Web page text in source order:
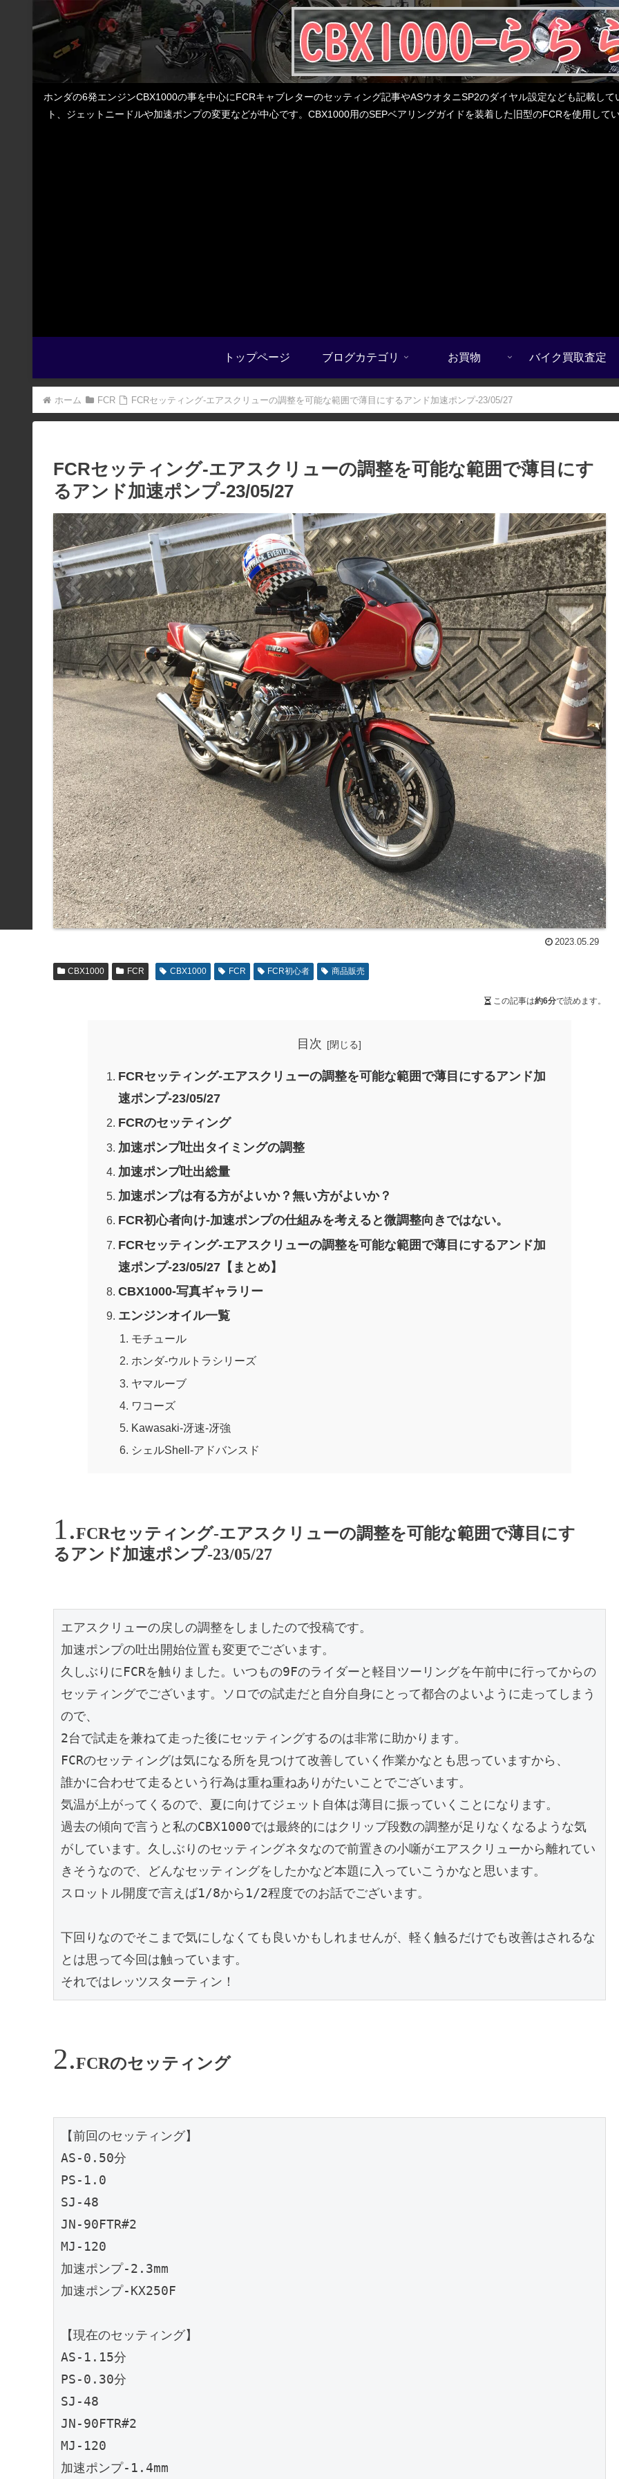
ホンダの6発エンジンCBX1000の事を中心にFCRキャブレターのセッティング記事やASウオタニSP2のダイヤル設定なども記載し
ト、ジェットニードルや加速ポンプの変更などが中心です。CBX1000用のSEPベアリングガイドを装着した旧型のFCRを使用し
トップページ ブログカテゴリ お買物 バイク買取査定
ホーム FCR FCRセッティング-エアスクリューの調整を可能な範囲で薄目にするアンド加速ポンプ-23/05/27
FCRセッティング-エアスクリューの調整を可能な範囲で薄目にす
るアンド加速ポンプ-23/05/27
2023.05.29
CBX1000 FCR CBX1000 FCR FCR初心者 商品販売
この記事は約6分で読めます。
目次
FCRセッティング-エアスクリューの調整を可能な範囲で薄目にするアンド加
速ポンプ-23/05/27
FCRのセッティング
加速ポンプ吐出タイミングの調整
加速ポンプ吐出総量
加速ポンプは有る方がよいか？無い方がよいか？
FCR初心者向け-加速ポンプの仕組みを考えると微調整向きではない。
FCRセッティング-エアスクリューの調整を可能な範囲で薄目にするアンド加
速ポンプ-23/05/27【まとめ】
CBX1000-写真ギャラリー
エンジンオイル一覧
モチュール
ホンダ-ウルトラシリーズ
ヤマルーブ
ワコーズ
Kawasaki-冴速-冴強
シェルShell-アドバンスド
FCRセッティング-エアスクリューの調整を可能な範囲で薄目にす
るアンド加速ポンプ-23/05/27
エアスクリューの戻しの調整をしましたので投稿です。
加速ポンプの吐出開始位置も変更でございます。
久しぶりにFCRを触りました。いつもの9Fのライダーと軽目ツーリングを午前中に行ってからの
セッティングでございます。ソロでの試走だと自分自身にとって都合のよいように走ってしまう
ので、
2台で試走を兼ねて走った後にセッティングするのは非常に助かります。
FCRのセッティングは気になる所を見つけて改善していく作業かなとも思っていますから、
誰かに合わせて走るという行為は重ね重ねありがたいことでございます。
気温が上がってくるので、夏に向けてジェット自体は薄目に振っていくことになります。
過去の傾向で言うと私のCBX1000では最終的にはクリップ段数の調整が足りなくなるような気
がしています。久しぶりのセッティングネタなので前置きの小噺がエアスクリューから離れてい
きそうなので、どんなセッティングをしたかなど本題に入っていこうかなと思います。
スロットル開度で言えば1/8から1/2程度でのお話でございます。
下回りなのでそこまで気にしなくても良いかもしれませんが、軽く触るだけでも改善はされるな
とは思って今回は触っています。
それではレッツスターティン！
FCRのセッティング
【前回のセッティング】
AS-0.50分
PS-1.0
SJ-48
JN-90FTR#2
MJ-120
加速ポンプ-2.3mm
加速ポンプ-KX250F
【現在のセッティング】
AS-1.15分
PS-0.30分
SJ-48
JN-90FTR#2
MJ-120
加速ポンプ-1.4mm